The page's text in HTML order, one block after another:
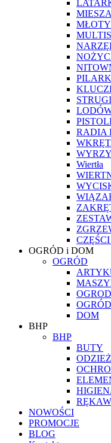
STRUGI
RADIA
Wiertła
OGRÓD i DOM
OGRÓD
DOM
BHP
BHP
BUTY
NOWOŚCI
PROMOCJE
BLOG